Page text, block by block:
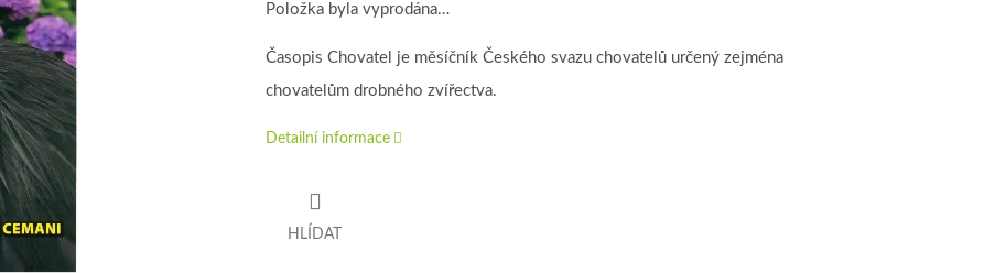
Položka byla vyprodána…
Časopis Chovatel je měsíčník Českého svazu chovatelů určený zejména
chovatelům drobného zvířectva.
Detailní informace
HLÍDAT